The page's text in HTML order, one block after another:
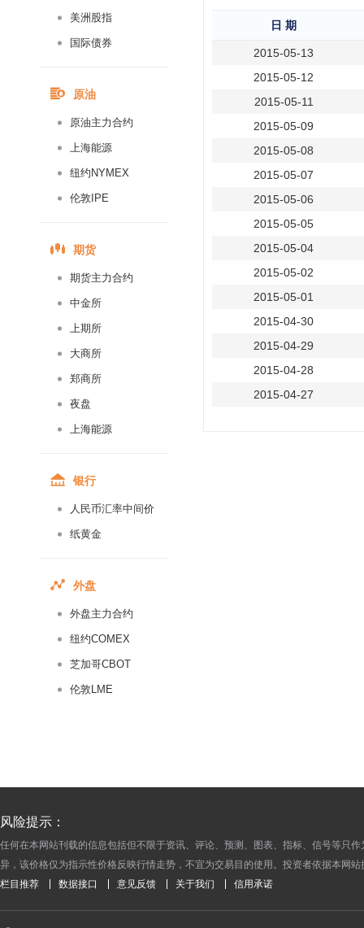
美洲股指
国际债券
原油
原油主力合约
上海能源
纽约NYMEX
伦敦IPE
期货
期货主力合约
中金所
上期所
大商所
郑商所
夜盘
上海能源
银行
人民币汇率中间价
纸黄金
外盘
外盘主力合约
纽约COMEX
芝加哥CBOT
伦敦LME
日 期
2015-05-13
2015-05-12
2015-05-11
2015-05-09
2015-05-08
2015-05-07
2015-05-06
2015-05-05
2015-05-04
2015-05-02
2015-05-01
2015-04-30
2015-04-29
2015-04-28
2015-04-27
2015-04-08
2015-04-03
2015-04-02
风险提示：
任何在本网站刊载的信息包括但不限于资讯、评论、预测、图表、指标、信号等只
异，该价格仅为指示性价格反映行情走势，不宜为交易目的使用。投资者依据本网
栏目推荐 数据接口 意见反馈 关于我们 信用承诺